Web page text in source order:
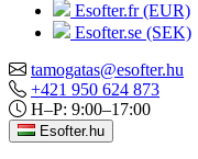
Esofter.fr (EUR)
Esofter.se (SEK)
tamogatas@esofter.hu
+421 950 624 873
H–P: 9:00–17:00
Esofter.hu